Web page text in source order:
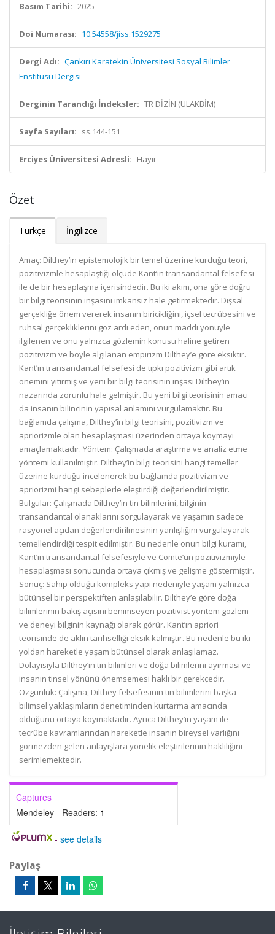
Basım Tarihi: 2025
Doi Numarası: 10.54558/jiss.1529275
Dergi Adı: Çankırı Karatekin Üniversitesi Sosyal Bilimler
Enstitüsü Dergisi
Derginin Tarandığı İndeksler: TR DİZİN (ULAKBİM)
Sayfa Sayıları: ss.144-151
Erciyes Üniversitesi Adresli: Hayır
Özet
Türkçe İngilizce
Amaç: Dilthey’in epistemolojik bir temel üzerine kurduğu teori,
pozitivizmle hesaplaştığı ölçüde Kant’ın transandantal felsefesi
ile de bir hesaplaşma içerisindedir. Bu iki akım, ona göre doğru
bir bilgi teorisinin inşasını imkansız hale getirmektedir. Dışsal
gerçekliğe önem vererek insanın biricikliğini, içsel tecrübesini ve
ruhsal gerçekliklerini göz ardı eden, onun maddi yönüyle
ilgilenen ve onu yalnızca gözlemin konusu haline getiren
pozitivizm ve böyle algılanan empirizm Dilthey’e göre eksiktir.
Kant’ın transandantal felsefesi de tıpkı pozitivizm gibi artık
önemini yitirmiş ve yeni bir bilgi teorisinin inşası Dilthey’in
nazarında zorunlu hale gelmiştir. Bu yeni bilgi teorisinin amacı
da insanın bilincinin yapısal anlamını vurgulamaktır. Bu
bağlamda çalışma, Dilthey’in bilgi teorisini, pozitivizm ve
apriorizmle olan hesaplaşması üzerinden ortaya koymayı
amaçlamaktadır. Yöntem: Çalışmada araştırma ve analiz etme
yöntemi kullanılmıştır. Dilthey’in bilgi teorisini hangi temeller
üzerine kurduğu incelenerek bu bağlamda pozitivizm ve
apriorizmi hangi sebeplerle eleştirdiği değerlendirilmiştir.
Bulgular: Çalışmada Dilthey’in tin bilimlerini, bilginin
transandantal olanaklarını sorgulayarak ve yaşamın sadece
rasyonel açıdan değerlendirilmesinin yanlışlığını vurgulayarak
temellendirdiği tespit edilmiştir. Bu nedenle onun bilgi kuramı,
Kant’ın transandantal felsefesiyle ve Comte’un pozitivizmiyle
hesaplaşması sonucunda ortaya çıkmış ve gelişme göstermiştir.
Sonuç: Sahip olduğu kompleks yapı nedeniyle yaşam yalnızca
bütünsel bir perspektiften anlaşılabilir. Dilthey’e göre doğa
bilimlerinin bakış açısını benimseyen pozitivist yöntem gözlem
ve deneyi bilginin kaynağı olarak görür. Kant’ın apriori
teorisinde de aklın tarihselliği eksik kalmıştır. Bu nedenle bu iki
yoldan hareketle yaşam bütünsel olarak anlaşılamaz.
Dolayısıyla Dilthey’in tin bilimleri ve doğa bilimlerini ayırması ve
insanın tinsel yönünü önemsemesi haklı bir gerekçedir.
Özgünlük: Çalışma, Dilthey felsefesinin tin bilimlerini başka
bilimsel yaklaşımların denetiminden kurtarma amacında
olduğunu ortaya koymaktadır. Ayrıca Dilthey’in yaşam ile
tecrübe kavramlarından hareketle insanın bireysel varlığını
görmezden gelen anlayışlara yönelik eleştirilerinin haklılığını
serimlemektedir.
Captures
Mendeley - Readers: 1
- see details
Paylaş